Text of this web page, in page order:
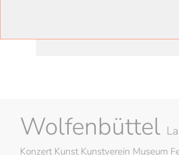
Emotionale
Wolfenbüttel
KonzertKunstKunstverein Museum